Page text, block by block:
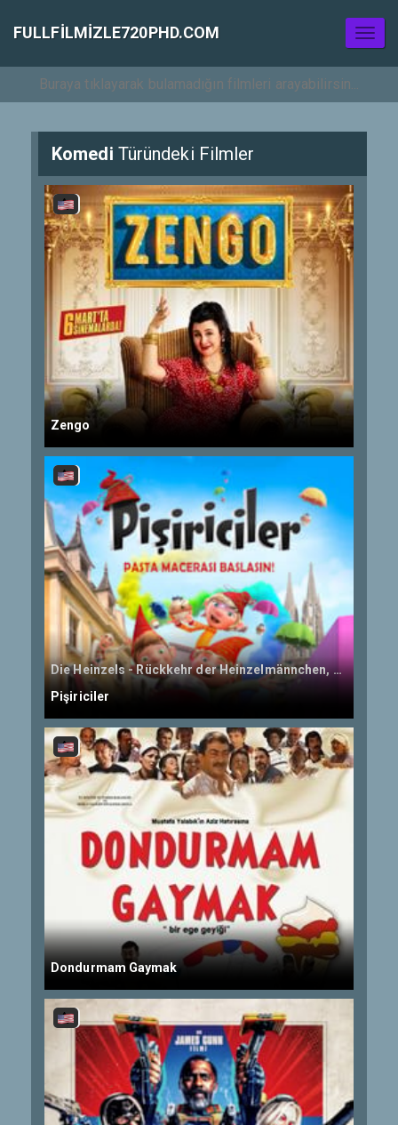
FULLFILMIZLE720PHD.COM
Komedi Türündeki Filmler
Zengo
Die Heinzels - Rückkehr der Heinzelmännchen, The Elfkins: Baking A Difference
Pişiriciler
Dondurmam Gaymak